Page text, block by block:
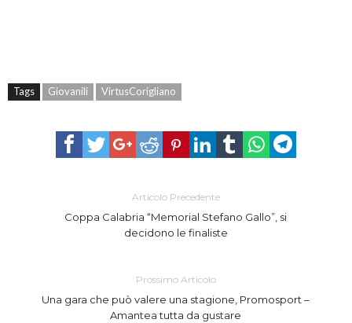
Tags Giovanili VirtusCorigliano
Articolo Precedente
Coppa Calabria “Memorial Stefano Gallo”, si
decidono le finaliste
Prossimo Articolo
Una gara che può valere una stagione, Promosport –
Amantea tutta da gustare